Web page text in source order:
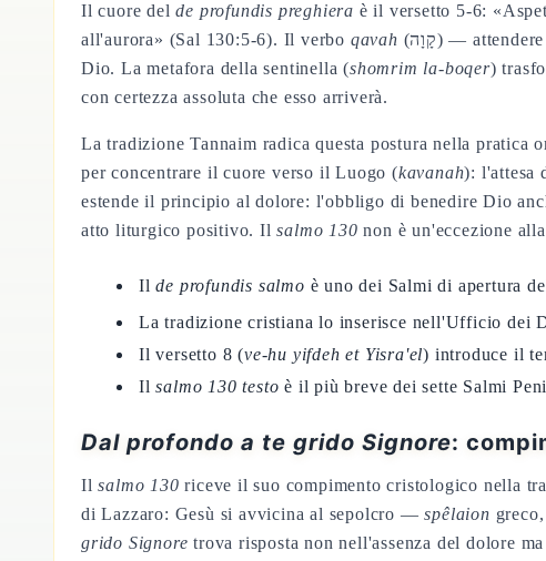
Il cuore delde profundis preghiera è il versetto 5-6:
all'aurora» (Sal 130:5-6). Il verbo qavah (קָוָה) — attendere con tensione orientata — è la stessa radice usata in Is 40:31 per il rinnovamento di forza attraverso l'attesa di
Dio. La metafora della sentinella (shomrim la-boqer)
con certezza assoluta che esso arriverà.
La tradizione Tannaim radica questa postura nella pratica
per concentrare il cuore verso il Luogo (kavanah): l'attesa
estende il principio al dolore: l'obbligo di benedire Dio
atto liturgico positivo. Ilsalmo 130 non è un'eccezione
Ilde profundis salmo è uno dei Salmi di apertura
La tradizione cristiana lo inserisce nell'Ufficio dei
Il versetto 8 (ve-hu yifdeh et Yisra'el) introduce il
Ilsalmo 130 testo è il più breve dei sette Salmi
Dal profondo a te grido Signore:
Ilsalmo 130 riceve il suo compimento cristologico nella
di Lazzaro: Gesù si avvicina al sepolcro —spêlaion
grido Signore trova risposta non nell'assenza del dolore